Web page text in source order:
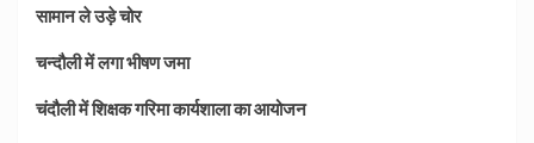
सामान ले उड़े चोर
चन्दौली में लगा भीषण जमा
चंदौली में शिक्षक गरिमा कार्यशाला का आयोजन